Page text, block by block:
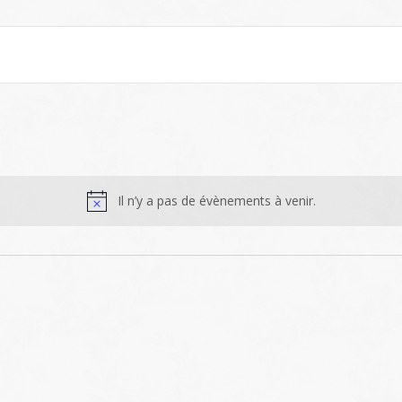
Il n’y a pas de évènements à venir.